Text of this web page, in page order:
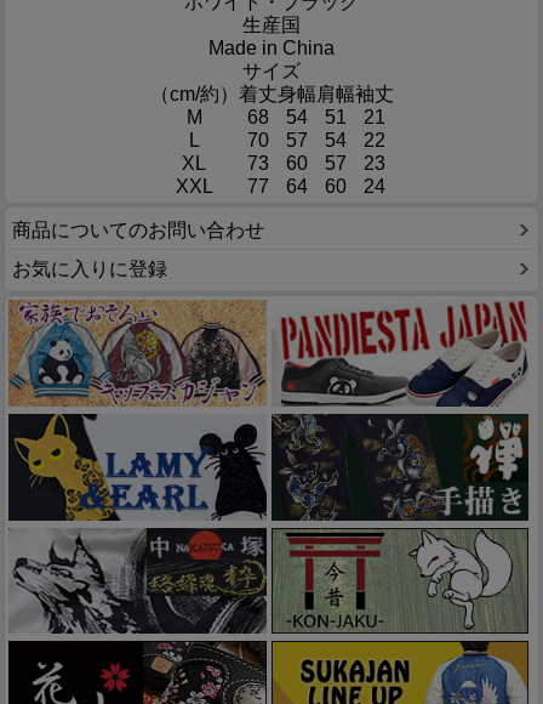
生産国
Made in China
サイズ
（cm/約） 着丈身幅肩幅袖丈
M
68 54 51
21
L
70 57 54
22
XL
73 60 57
23
XXL
77 64 60 24
商品についてのお問い合わせ
お気に入りに登録